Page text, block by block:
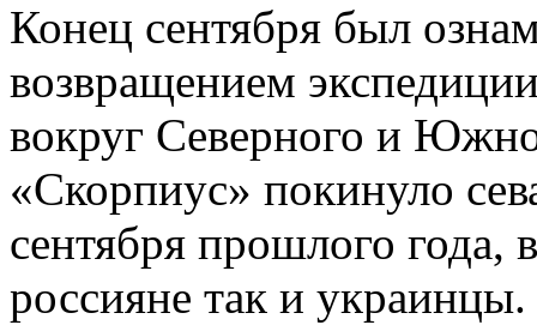
Конец сентября был
возвращением
вокруг Северного и
«Скорпиус» покинуло
сентября прошлого года,
россияне так и украинцы.